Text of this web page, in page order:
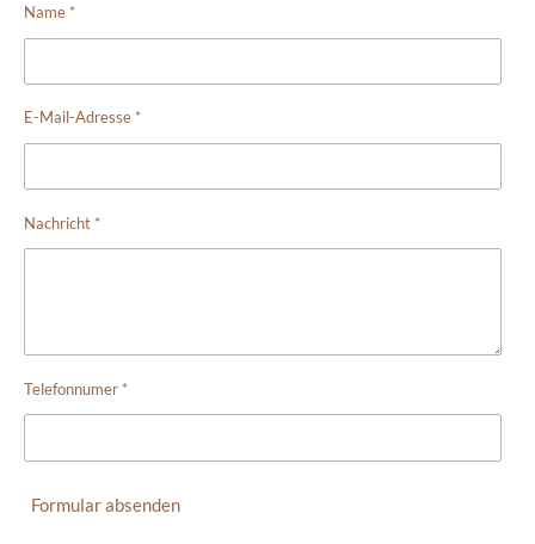
Name *
E-Mail-Adresse *
Nachricht *
Telefonnumer *
Formular absenden